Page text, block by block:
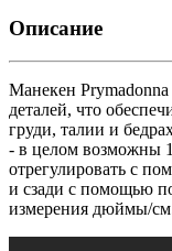
Описание
Манекен
деталей, что
груди, талии и
- в целом возможны
отрегулировать с
и сзади с помощью
измерения дюймы/